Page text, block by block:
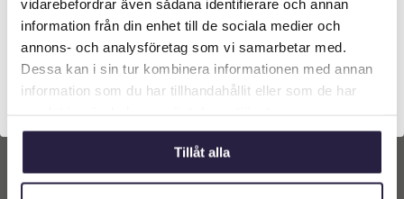
vidarebefordrar även sådana identifierare och annan
information från din enhet till de sociala medier och
annons- och analysföretag som vi samarbetar med.
Dessa kan i sin tur kombinera informationen med annan
information som du har tillhandahållit eller som de har
Tillåt alla
Kruka | ANGUS Kruka,
Elfenben Ø20xH24 cm
varukorg
Kruka | Blomlåda CAMILLE
Kruka, Brun L34xW12xH12
cm
varukorg
Företagskund (exkl. moms)
Privatkund (inkl. moms)